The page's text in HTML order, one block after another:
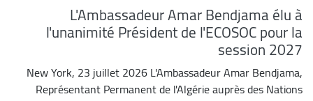
L'Ambassadeur Amar Bendjama élu à
l'unanimité Président de l'ECOSOC pour la
session 2027
New York, 23 juillet 2026 L'Ambassadeur Amar Bendjama,
Représentant Permanent de l'Algérie auprès des Nations